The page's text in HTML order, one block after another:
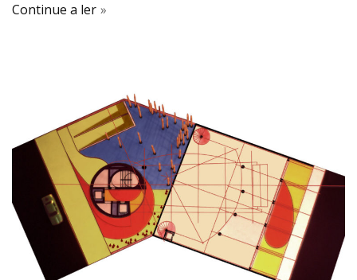
Continue a ler